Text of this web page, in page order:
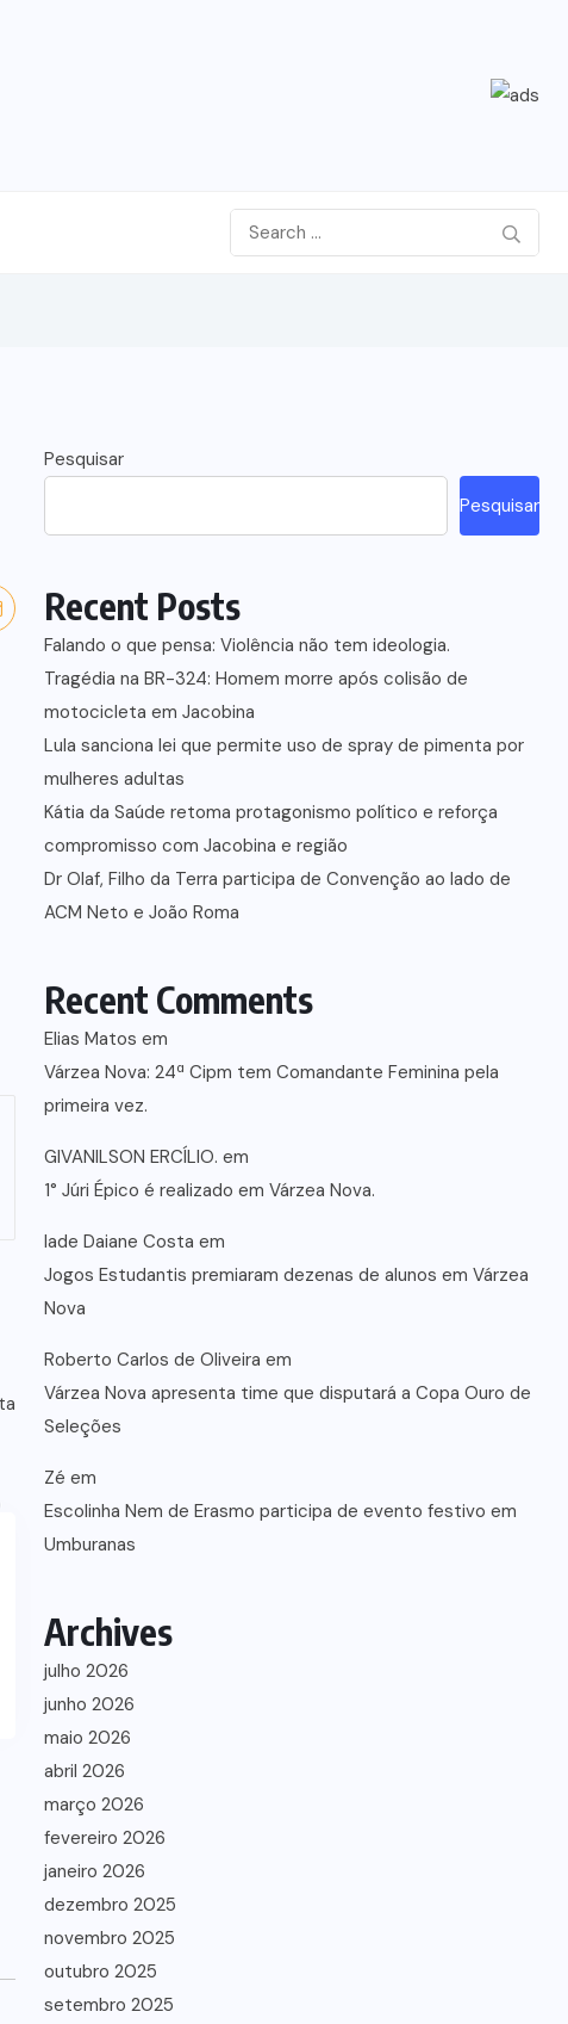
Pesquisar
Pesquisar
Recent Posts
Falando o que pensa: Violência não tem ideologia.
Tragédia na BR-324: Homem morre após colisão de
motocicleta em Jacobina
Lula sanciona lei que permite uso de spray de pimenta por
mulheres adultas
Kátia da Saúde retoma protagonismo político e reforça
compromisso com Jacobina e região
Dr Olaf, Filho da Terra participa de Convenção ao lado de
ACM Neto e João Roma
Recent Comments
Elias Matos em
Várzea Nova: 24ª Cipm tem Comandante Feminina pela
primeira vez.
GIVANILSON ERCÍLIO. em
1° Júri Épico é realizado em Várzea Nova.
lade Daiane Costa em
Jogos Estudantis premiaram dezenas de alunos em Várzea
Nova
Roberto Carlos de Oliveira em
Várzea Nova apresenta time que disputará a Copa Ouro de
Seleções
Zé em
Escolinha Nem de Erasmo participa de evento festivo em
Umburanas
Archives
julho 2026
junho 2026
maio 2026
abril 2026
março 2026
fevereiro 2026
janeiro 2026
dezembro 2025
novembro 2025
outubro 2025
setembro 2025